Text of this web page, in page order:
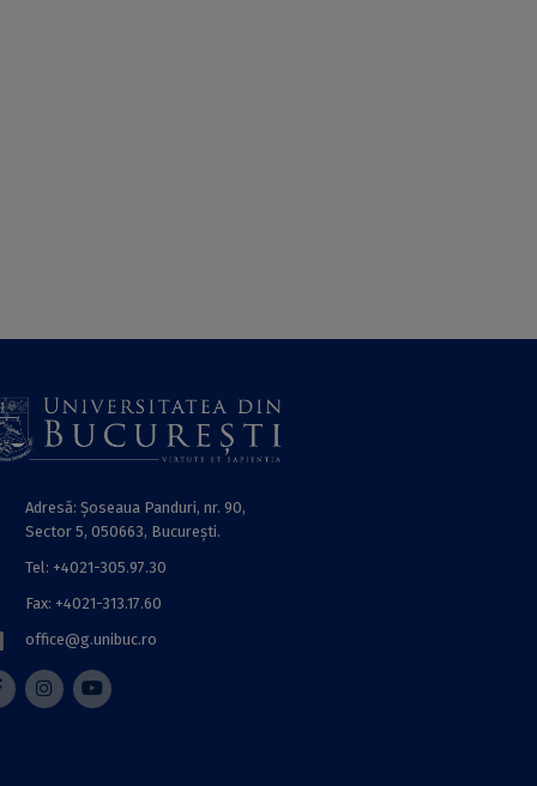
Adresă: Șoseaua Panduri, nr. 90,
Sector 5, 050663, Bucureşti.
Tel: +4021-305.97.30
Fax: +4021-313.17.60
office@g.unibuc.ro